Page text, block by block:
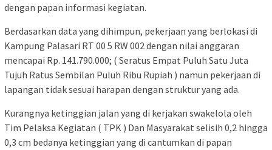
dengan papan informasi kegiatan.
Berdasarkan data yang dihimpun, pekerjaan yang berlokasi di
Kampung Palasari RT 00 5 RW 002 dengan nilai anggaran
mencapai Rp. 141.790.000; ( Seratus Empat Puluh Satu Juta
Tujuh Ratus Sembilan Puluh Ribu Rupiah ) namun pekerjaan di
lapangan tidak sesuai harapan dengan struktur yang ada.
Kurangnya ketinggian jalan yang di kerjakan swakelola oleh
Tim Pelaksa Kegiatan ( TPK ) Dan Masyarakat selisih 0,2 hingga
0,3 cm bedanya ketinggian yang di cantumkan di papan